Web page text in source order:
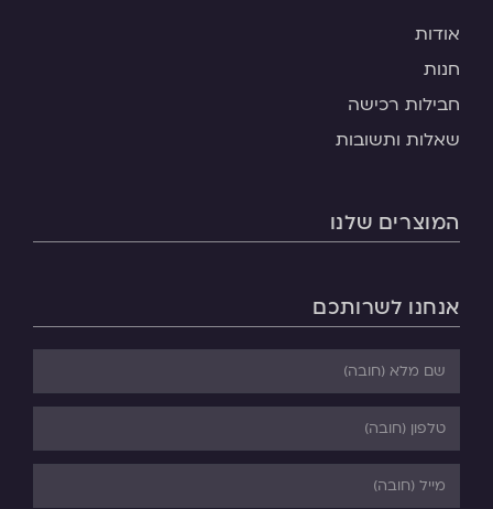
אודות
חנות
חבילות רכישה
שאלות ותשובות
המוצרים שלנו
אנחנו לשרותכם